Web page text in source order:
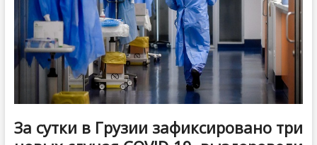
За сутки в Грузии зафиксировано три